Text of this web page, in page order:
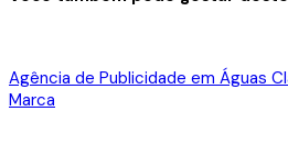
Agência de Publicidade em Águas
Marca